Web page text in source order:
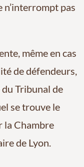
n’interrompt pas
même en cas
de défendeurs,
Tribunal de
se trouve le
la Chambre
de Lyon.